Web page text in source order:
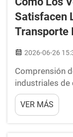
Satisfacen
Transporte
2026-06-26
Comprensión
industriales de
industrial
desde
productos
VER MÁS